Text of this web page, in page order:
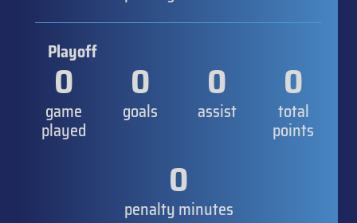
Playoff
0
game
played
0
goals
0
assist
0
total
points
0
penalty minutes